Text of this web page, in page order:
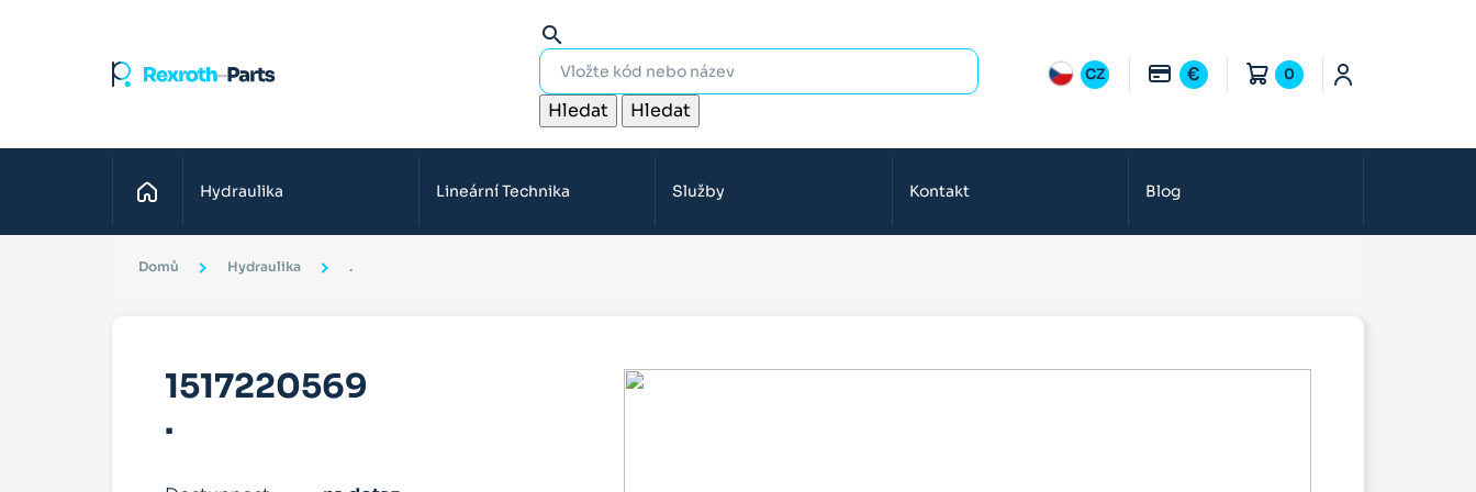
search
Hledat Hledat
CZ € 0
Domů Hydraulika Lineární Technika Služby Kontakt Blog
Domů Hydraulika .
1517220569
.